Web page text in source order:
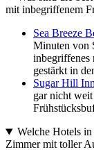
mit inbegriffenem
Sea Breeze
Minuten von
inbegriffenes
gestärkt in
Sugar Hill Inn
gar nicht
Welche Hotels
Zimmer mit toller